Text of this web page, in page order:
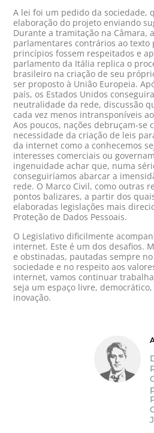
A lei foi um pedido da sociedade,
elaboração do projeto enviando
Durante a tramitação na Câmara,
parlamentares contrários ao texto
princípios fossem respeitados e
parlamento da Itália replica o
brasileiro na criação de seu
ser proposto à União Europeia.
país, os Estados Unidos
neutralidade da rede, discussão
cada vez menos intransponíveis
Aos poucos, nações debruçam-se
necessidade da criação de leis
da internet como a conhecemos
interesses comerciais ou
ingenuidade achar que, numa
conseguiríamos abarcar a
rede. O Marco Civil, como outras
pontos balizares, a partir dos
elaboradas legislações mais
Proteção de Dados Pessoais.
O Legislativo dificilmente
internet. Este é um dos desafios.
e obstinadas, pautadas sempre
sociedade e no respeito aos
internet, vamos continuar
seja um espaço livre,
inovação.